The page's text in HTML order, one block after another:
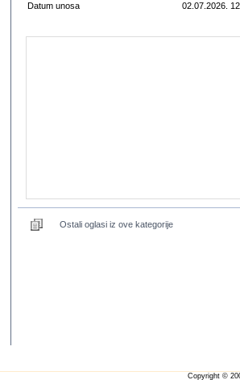
Datum unosa
02.07.2026.
Ostali oglasi iz ove kategorije
Copyright ©